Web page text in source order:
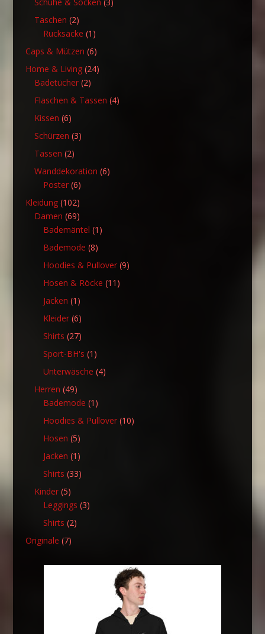
Taschen 22
Produkte
Rucksäcke 1 1
Produkt
Caps & Mützen 66
Produkte
Home & Living 2424
Badetücher 22
Produkte
Flaschen & Tassen 44
Kissen 66
Produkte
Schürzen 33
Tassen 22
Produkte
Wanddekoration 66
Poster 66
Produkte
Kleidung 102102
Produkte
Damen 6969
Produkte
Bademäntel 1 1
Bademode 88
Produkte
Hoodies & Pullover 99
Hosen & Röcke 11 11
Jacken 1 1
Produkt
Kleider 66
Produkte
Shirts 2727
Produkte
Sport-BH's 1 1
Produkt
Unterwäsche 44
Herren 4949
Produkte
Bademode 1 1
Produkt
Hoodies & Pullover 1010
Hosen 55
Produkte
Jacken 1 1
Produkt
Shirts 3333
Kinder 55
Produkte
Leggings 33
Shirts 22
Originale 77